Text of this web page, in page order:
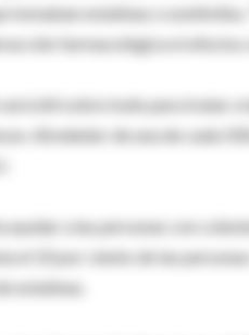
tomaban estatinas o
farmacológica ni efectos
será útil sobre todo para tratar
Alrededor de una de cada
ayudar a las personas con
el 10 por ciento de las
estatinas.